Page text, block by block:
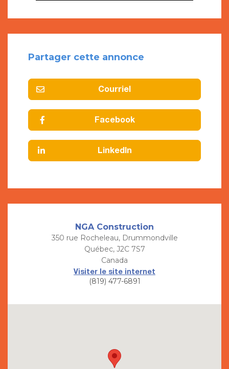
Partager cette annonce
Courriel
Facebook
LinkedIn
NGA Construction
350 rue Rocheleau, Drummondville
Québec, J2C 7S7
Canada
Visiter le site internet
(819) 477-6891